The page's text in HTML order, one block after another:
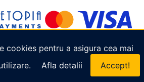
cookies pentru a asigura cea mai
Afla detalii Accept!
Cruiseget.com . Toate drepturile
rezervate.